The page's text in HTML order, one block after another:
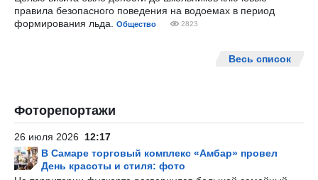
правила безопасного поведения на водоемах в период
формирования льда.
Общество 2823
Весь список
Фоторепортажи
26 июля 2026 12:17
В Самаре торговый комплекс «Амбар» провел
День красоты и стиля: фото